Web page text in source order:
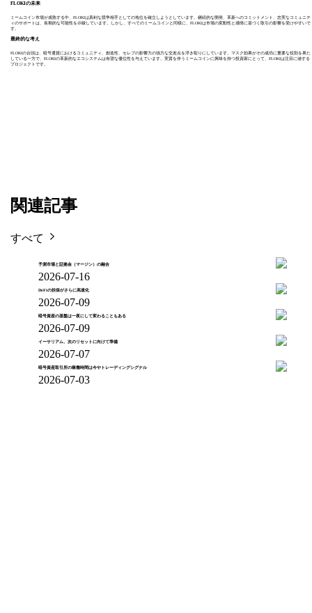
FLOKIの未来
ミームコイン市場が成熟する中、FLOKIは真剣な競争相手としての地位を確立しようとしています。継続的な開発、革新へのコミットメント、忠実なコミュニテ
ィのサポートは、長期的な可能性を示唆しています。しかし、すべてのミームコインと同様に、FLOKIは市場の変動性と感情に基づく取引の影響を受けやすいで
す。
最終的な考え
FLOKIの台頭は、暗号通貨におけるコミュニティ、創造性、セレブの影響力の強力な交差点を浮き彫りにしています。マスク効果がその成功に重要な役割を果た
している一方で、FLOKIの革新的なエコシステムは有望な優位性を与えています。実質を伴うミームコインに興味を持つ投資家にとって、FLOKIは注目に値する
プロジェクトです。
関連記事
すべて
予測市場と証拠金（マージン）の融合
2026-07-16
DeFiの担保がさらに高速化
2026-07-09
暗号資産の基盤は一夜にして変わることもある
2026-07-09
イーサリアム、次のリセットに向けて準備
2026-07-07
暗号資産取引所の稼働時間は今やトレーディングシグナル
2026-07-03